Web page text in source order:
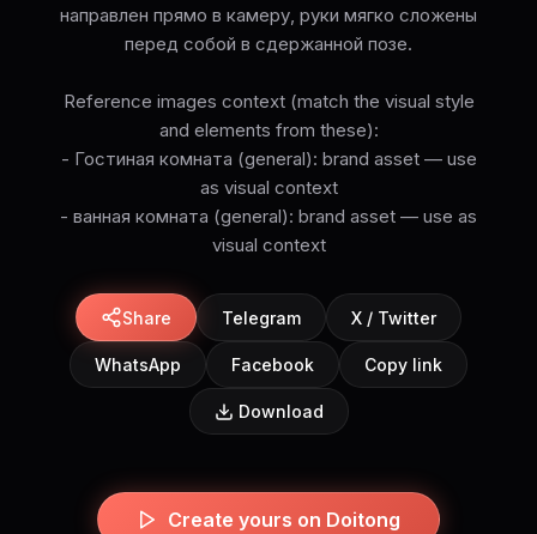
направлен прямо в камеру, руки мягко сложены
перед собой в сдержанной позе.
Reference images context (match the visual style
and elements from these):
- Гостиная комната (general): brand asset — use
as visual context
- ванная комната (general): brand asset — use as
visual context
Share Telegram X / Twitter
WhatsApp Facebook Copy link
Download
Create yours on Doitong